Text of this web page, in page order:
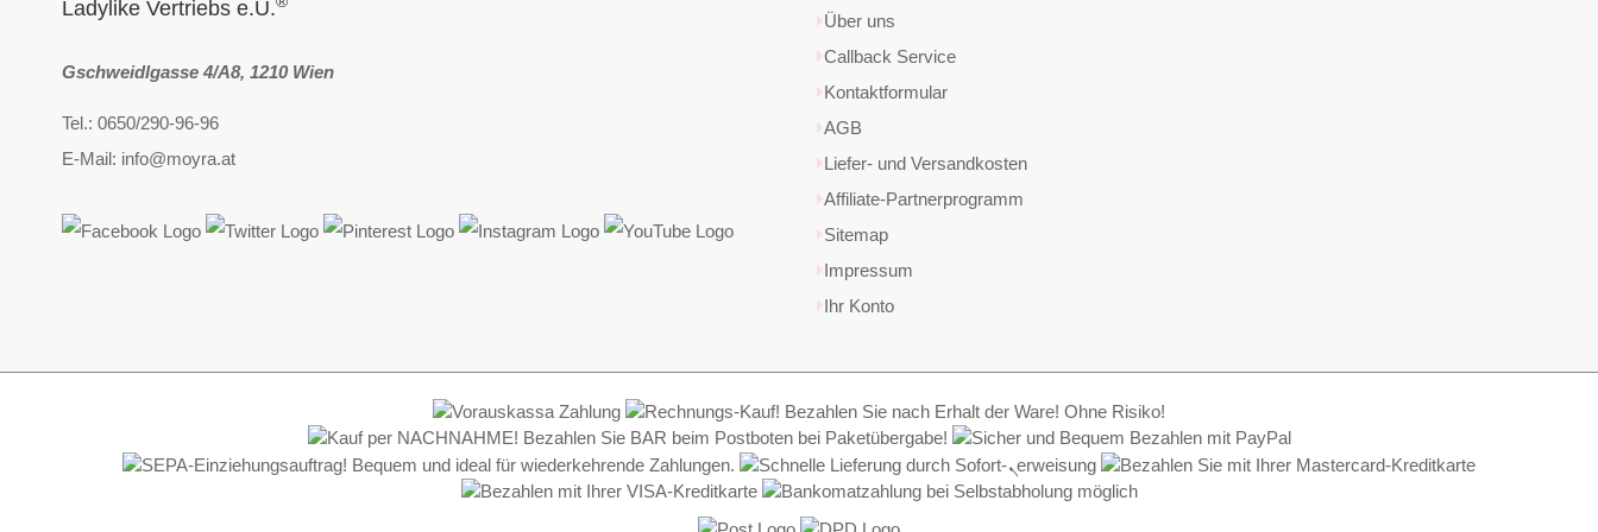
Ladylike Vertriebs e.U.
Gschweidlgasse 4/A8, 1210 Wien
Tel.: 0650/290-96-96
E-Mail: info@moyra.at
Über uns
Callback Service
Kontaktformular
AGB
Liefer- und Versandkosten
Affiliate-Partnerprogramm
Sitemap
Impressum
Ihr Konto